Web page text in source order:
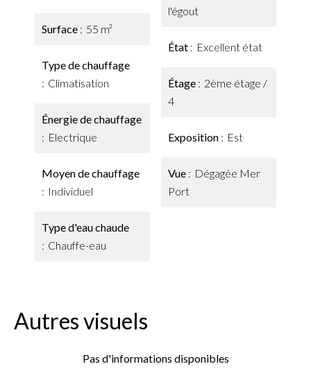
Surface 55 m²
Type de chauffage
Climatisation
Énergie de chauffage
Electrique
Moyen de chauffage
Individuel
Type d'eau chaude
Chauffe-eau
l'égout
État Excellent état
Étage
2ème étage /
4
Exposition Est
Vue
Dégagée Mer
Port
Autres visuels
Pas d'informations disponibles